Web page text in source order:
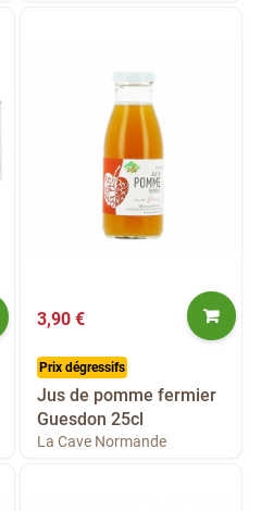
3,90 €
Prix dégressifs
Jus de pomme fermier
Guesdon 25cl
La Cave Normande